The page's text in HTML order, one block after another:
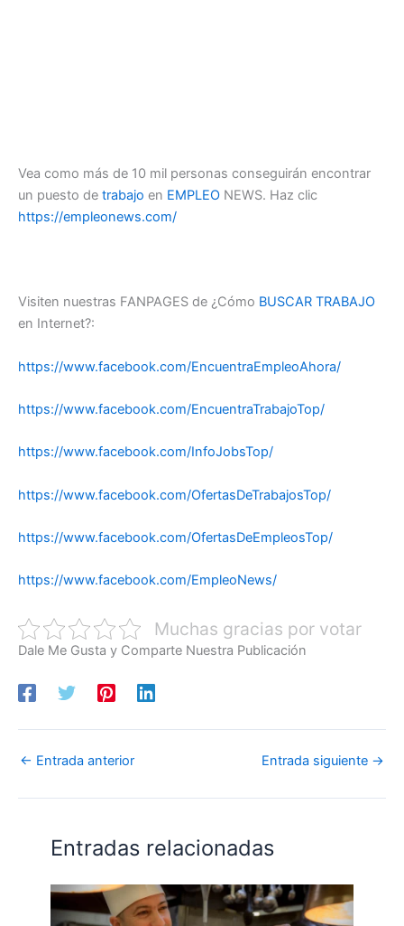
Vea como más de 10 mil personas conseguirán encontrar
un puesto de trabajo en EMPLEO NEWS. Haz clic
https://empleonews.com/
Visiten nuestras FANPAGES de ¿Cómo BUSCAR TRABAJO
en Internet?:
https://www.facebook.com/EncuentraEmpleoAhora/
https://www.facebook.com/EncuentraTrabajoTop/
https://www.facebook.com/InfoJobsTop/
https://www.facebook.com/OfertasDeTrabajosTop/
https://www.facebook.com/OfertasDeEmpleosTop/
https://www.facebook.com/EmpleoNews/
Muchas gracias por votar
Dale Me Gusta y Comparte Nuestra Publicación
← Entrada anterior Entrada siguiente →
Entradas relacionadas